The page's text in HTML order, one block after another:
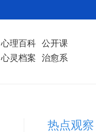
心理百科 公开课
心灵档案
治愈系
热点观察